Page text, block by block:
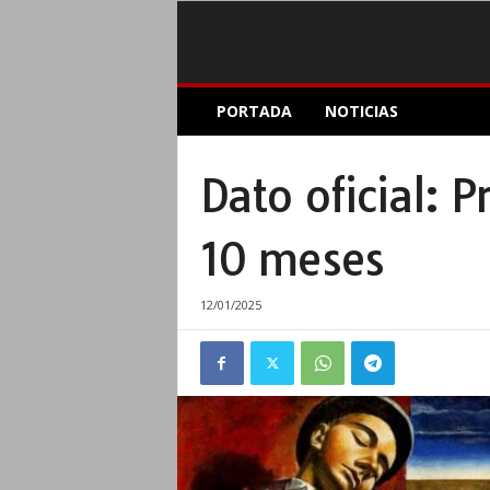
A
m
a
t
PORTADA NOTICIAS
Dato oficial:
10 meses
12/01/2025